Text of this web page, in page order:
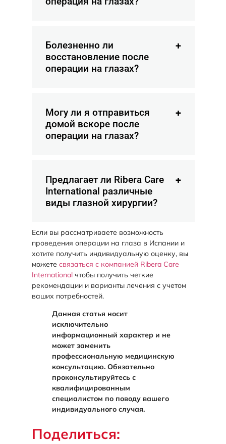
Болезненно ли
восстановление после
операции на глазах?
Могу ли я отправиться
домой вскоре после
операции на глазах?
Предлагает ли Ribera Care
International различные
виды глазной хирургии?
Если вы рассматриваете возможность
проведения операции на глаза в Испании и
хотите получить индивидуальную оценку, вы
можете связаться с компанией Ribera Care
Internationalчтобы получить четкие
рекомендации и варианты лечения с учетом
ваших потребностей.
Данная статья носит
исключительно
информационный характер и не
может заменить
профессиональную медицинскую
консультацию. Обязательно
проконсультируйтесь с
квалифицированным
специалистом по поводу вашего
индивидуального случая.
Поделиться: